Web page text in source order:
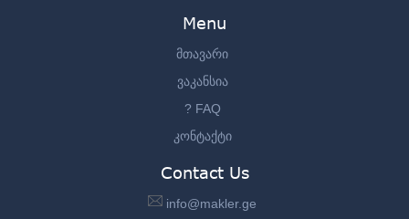
Menu
მთავარი
ვაკანსია
? FAQ
კონტაქტი
Contact Us
info@makler.ge